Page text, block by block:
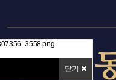
닫기